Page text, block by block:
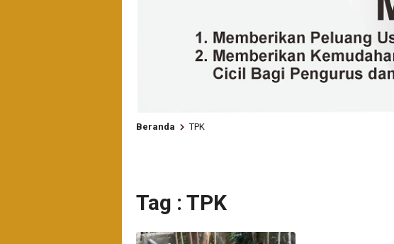
Beranda TPK
Tag : TPK